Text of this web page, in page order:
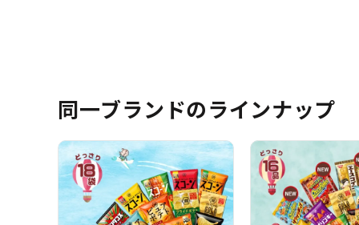
同一ブランドのラインナップ